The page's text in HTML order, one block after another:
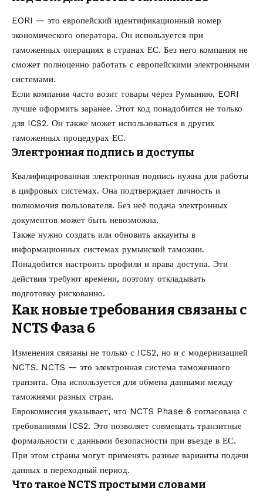
EORI — это европейский идентификационный номер
экономического оператора. Он используется при
таможенных операциях в странах ЕС. Без него компания не
сможет полноценно работать с европейскими электронными
системами.
Если компания часто возит товары через Румынию, EORI
лучше оформить заранее. Этот код понадобится не только
для ICS2. Он также может использоваться в других
таможенных процедурах ЕС.
Электронная подпись и доступы
Квалифицированная электронная подпись нужна для работы
в цифровых системах. Она подтверждает личность и
полномочия пользователя. Без неё подача электронных
документов может быть невозможна.
Также нужно создать или обновить аккаунты в
информационных системах румынской таможни.
Понадобится настроить профили и права доступа. Эти
действия требуют времени, поэтому откладывать
подготовку рискованно.
Как новые требования связаны с
NCTS Фаза 6
Изменения связаны не только с ICS2, но и с модернизацией
NCTS. NCTS — это электронная система таможенного
транзита. Она используется для обмена данными между
таможнями разных стран.
Еврокомиссия указывает, что NCTS Phase 6 согласована с
требованиями ICS2. Это позволяет совмещать транзитные
формальности с данными безопасности при въезде в ЕС.
При этом страны могут применять разные варианты подачи
данных в переходный период.
Что такое NCTS простыми словами